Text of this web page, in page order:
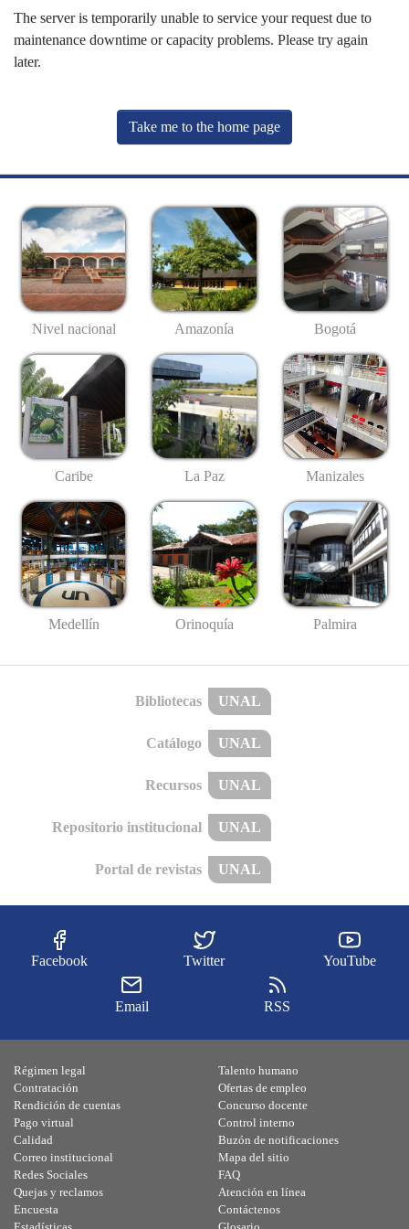
The server is temporarily unable to service your request due to
maintenance downtime or capacity problems. Please try again
later.
Take me to the home page
Nivel nacional Amazonía Bogotá
Caribe La Paz Manizales
Medellín Orinoquía Palmira
Bibliotecas UNAL
Catálogo UNAL
Recursos UNAL
Repositorio institucional UNAL
Portal de revistas UNAL
Facebook Twitter YouTube
Email RSS
Régimen legal
Contratación
Rendición de cuentas
Pago virtual
Calidad
Talento humano
Ofertas de empleo
Concurso docente
Control interno
Buzón de notificaciones
Correo institucional
Redes Sociales
Quejas y reclamos
Encuesta
Mapa del sitio
FAQ
Atención en línea
Contáctenos